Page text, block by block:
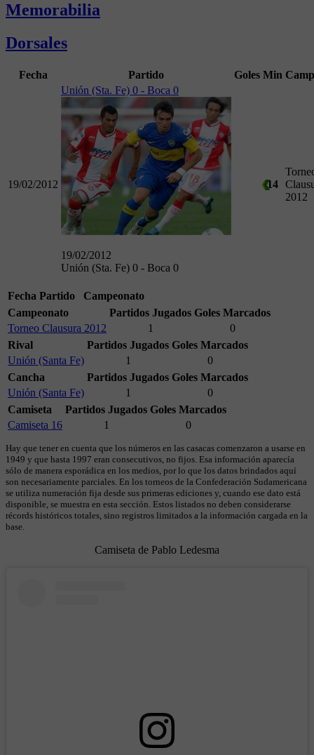
Memorabilia
Dorsales
Fecha Partido Goles Min
19/02/2012
Unión (Sta. Fe) 0 - Boca 0
19/02/2012
Unión (Sta. Fe) 0 - Boca 0
14
2012
Fecha Partido
Campeonato
Campeonato
Partidos Jugados Goles Marcados
Torneo Clausura 2012
1
0
Rival
Partidos Jugados Goles Marcados
Unión (Santa Fe)
1
0
Cancha
Partidos Jugados Goles Marcados
Unión (Santa Fe)
1
0
Camiseta
Partidos Jugados Goles Marcados
Camiseta 16
1 0
Hay que tener en cuenta que los números en las casacas comenzaron a usarse en
1949 y que hasta 1997 eran consecutivos, no fijos. Esa información aparecía
sólo de manera esporádica en los medios, por lo que los datos brindados aquí
son necesariamente parciales. En los torneos de la Confederación Sudamericana
se utiliza numeración fija desde sus primeras ediciones y, cuando ese dato está
disponible, se muestra en esta sección. Estos listados no deben considerarse
récords históricos totales, sino registros limitados a la información cargada en la
base.
Camiseta de Pablo Ledesma